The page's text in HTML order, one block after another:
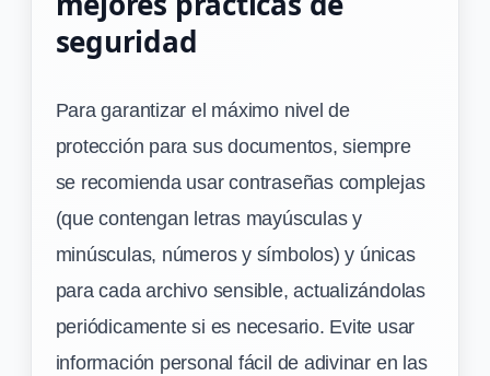
seguridad
Para garantizar el máximo nivel de
protección para sus documentos, siempre
se recomienda usar contraseñas complejas
(que contengan letras mayúsculas y
minúsculas, números y símbolos) y únicas
para cada archivo sensible, actualizándolas
periódicamente si es necesario. Evite usar
información personal fácil de adivinar en las